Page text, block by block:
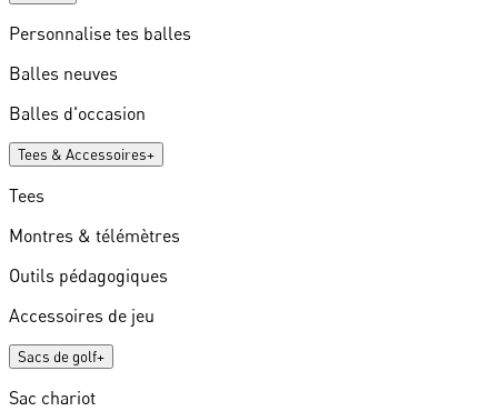
Personnalise tes balles
Balles neuves
Balles d'occasion
Tees & Accessoires+
Tees
Montres & télémètres
Outils pédagogiques
Accessoires de jeu
Sacs de golf+
Sac chariot